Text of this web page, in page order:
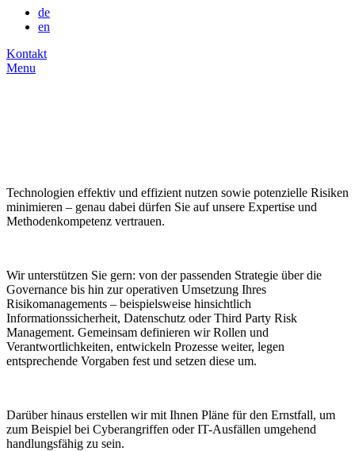
de
en
Kontakt
Menu
Technologien effektiv und effizient nutzen sowie potenzielle Risiken
minimieren – genau dabei dürfen Sie auf unsere Expertise und
Methodenkompetenz vertrauen.
Wir unterstützen Sie gern: von der passenden Strategie über die
Governance bis hin zur operativen Umsetzung Ihres
Risikomanagements – beispielsweise hinsichtlich
Informationssicherheit, Datenschutz oder Third Party Risk
Management. Gemeinsam definieren wir Rollen und
Verantwortlichkeiten, entwickeln Prozesse weiter, legen
entsprechende Vorgaben fest und setzen diese um.
Darüber hinaus erstellen wir mit Ihnen Pläne für den Ernstfall, um
zum Beispiel bei Cyberangriffen oder IT-Ausfällen umgehend
handlungsfähig zu sein.